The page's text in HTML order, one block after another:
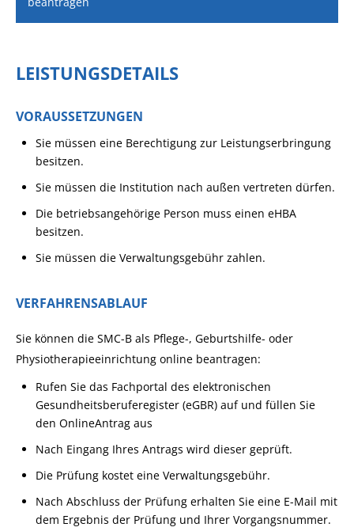
LEISTUNGSDETAILS
VORAUSSETZUNGEN
Sie müssen eine Berechtigung zur Leistungserbringung
besitzen.
Sie müssen die Institution nach außen vertreten dürfen.
Die betriebsangehörige Person muss einen eHBA
besitzen.
Sie müssen die Verwaltungsgebühr zahlen.
VERFAHRENSABLAUF
Sie können die SMC-B als Pflege-, Geburtshilfe- oder
Physiotherapieeinrichtung online beantragen:
Rufen Sie das Fachportal des elektronischen
Gesundheitsberuferegister (eGBR) auf und füllen Sie
den OnlineAntrag aus
Nach Eingang Ihres Antrags wird dieser geprüft.
Die Prüfung kostet eine Verwaltungsgebühr.
Nach Abschluss der Prüfung erhalten Sie eine E-Mail mit
dem Ergebnis der Prüfung und Ihrer Vorgangsnummer.